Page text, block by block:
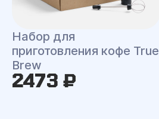
Набор для
приготовления кофе True
Brew
2473 ₽